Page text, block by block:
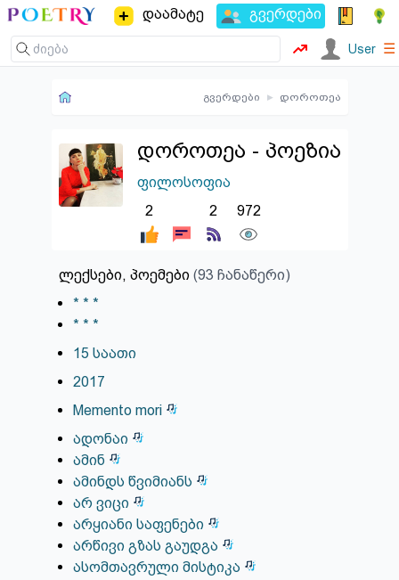
დაამატე გვერდები
User ☰
გვერდები ▸ დოროთეა
დოროთეა - პოეზია
ფილოსოფია
2
2 972
ლექსები, პოემები (93 ჩანაწერი)
* * *
* * *
15 საათი
2017
Memento mori
ადონაი
ამინ
ამინდს წვიმიანს
არ ვიცი
არყიანი საფენები
არწივი გზას გაუდგა
ასომთავრული მისტიკა